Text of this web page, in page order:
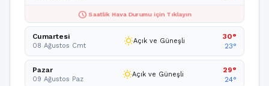
schedule Saatlik Hava Durumu için Tıklayın
Cumartesi
08 Ağustos Cmt wb_sunnyAçık ve Güneşli
30°
23°
Pazar
09 Ağustos Paz wb_sunnyAçık ve Güneşli
29°
24°